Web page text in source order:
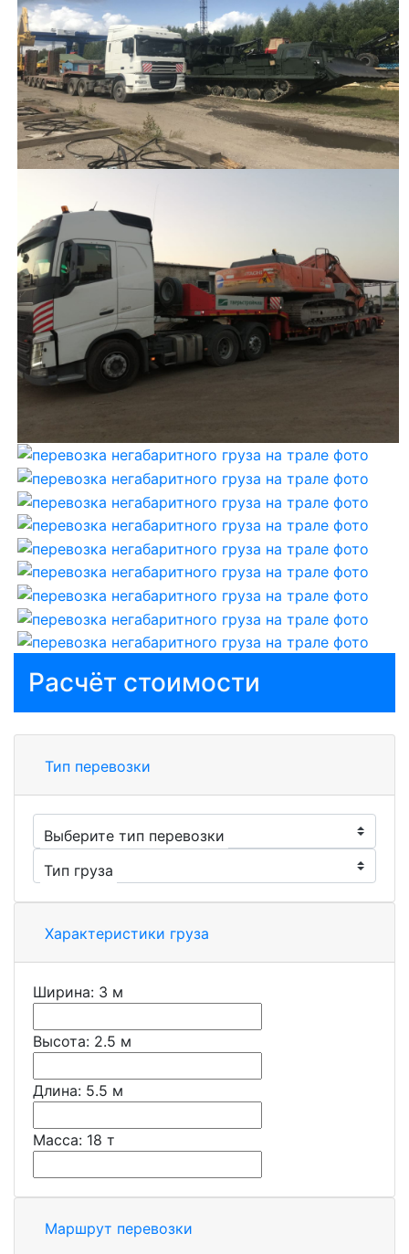
Расчёт стоимости
Тип перевозки
Выберите тип перевозки
Тип груза
Характеристики груза
Ширина: 3 м
Высота: 2.5 м
Длина: 5.5 м
Масса: 18 т
Маршрут перевозки